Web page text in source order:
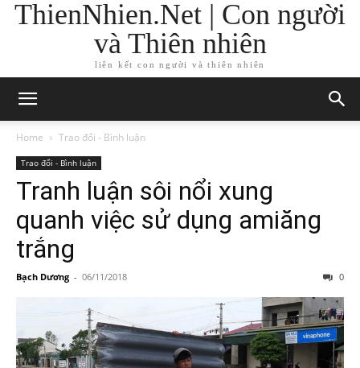
ThienNhien.Net | Con người
và Thiên nhiên
liên kết con người và thiên nhiên
Home Trao đổi - Bình luận
Trao đổi - Bình luận
Tranh luận sôi nổi xung
quanh việc sử dụng amiăng
trắng
Bạch Dương - 06/11/2018 0